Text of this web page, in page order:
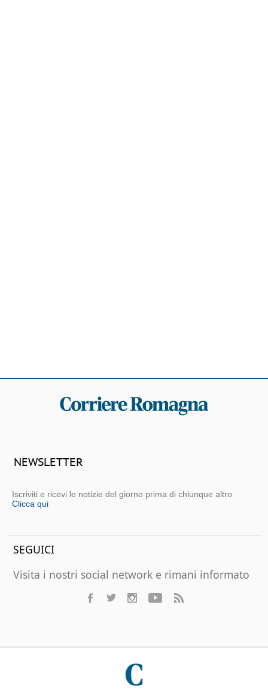
NEWSLETTER
Iscriviti e ricevi le notizie del giorno prima di chiunque altro
Clicca qui
SEGUICI
Visita i nostri social network e rimani informato